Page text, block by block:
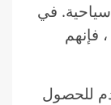
في
فإنهم
للحصول